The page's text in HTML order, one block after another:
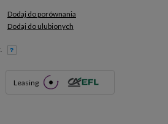
Dodaj do porównania
Dodaj do ulubionych
Leasing